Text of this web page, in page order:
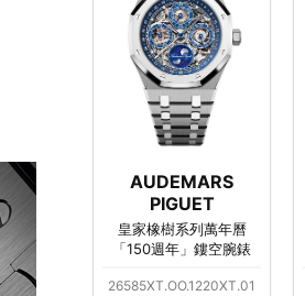
AUDEMARS
PIGUET
皇家橡樹系列萬年曆
「150週年」鏤空腕錶
26585XT.OO.1220XT.01